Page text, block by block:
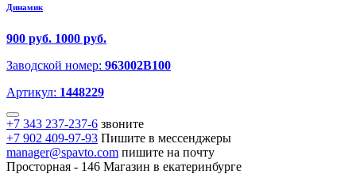
Динамик
900 руб. 1000 руб.
Заводской номер: 963002B100
Артикул: 1448229
+7 343 237-237-6 звоните
+7 902 409-97-93 Пишите в мессенджеры
manager@spavto.com пишите на почту
Просторная - 146 Магазин в екатеринбурге